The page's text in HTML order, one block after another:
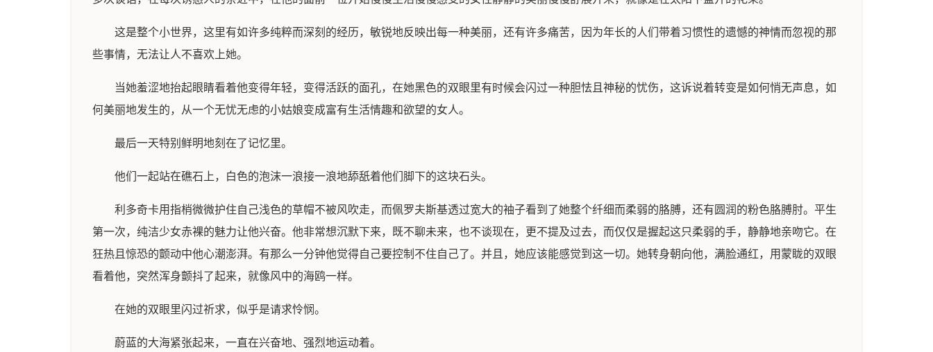
这是整个小世界，这里有如许多纯粹而深刻的经历，敏锐地反映出每一种美丽，还有许多痛苦，因为年长的人们带着习惯性的遗憾的神情而忽视的那
些事情，无法让人不喜欢上她。
当她羞涩地抬起眼睛看着他变得年轻，变得活跃的面孔，在她黑色的双眼里有时候会闪过一种胆怯且神秘的忧伤，这诉说着转变是如何悄无声息，如
何美丽地发生的，从一个无忧无虑的小姑娘变成富有生活情趣和欲望的女人。
最后一天特别鲜明地刻在了记忆里。
他们一起站在礁石上，白色的泡沫一浪接一浪地舔舐着他们脚下的这块石头。
利多奇卡用指梢微微护住自己浅色的草帽不被风吹走，而佩罗夫斯基透过宽大的袖子看到了她整个纤细而柔弱的胳膊，还有圆润的粉色胳膊肘。平生
第一次，纯洁少女赤裸的魅力让他兴奋。他非常想沉默下来，既不聊未来，也不谈现在，更不提及过去，而仅仅是握起这只柔弱的手，静静地亲吻它。在
狂热且惊恐的颤动中他心潮澎湃。有那么一分钟他觉得自己要控制不住自己了。并且，她应该能感觉到这一切。她转身朝向他，满脸通红，用蒙眬的双眼
看着他，突然浑身颤抖了起来，就像风中的海鸥一样。
在她的双眼里闪过祈求，似乎是请求怜悯。
蔚蓝的大海紧张起来，一直在兴奋地、强烈地运动着。